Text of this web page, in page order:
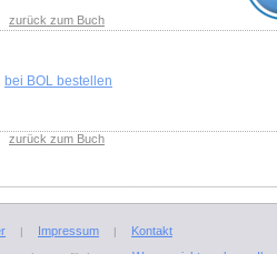
zurück zum Buch
bei BOL bestellen
zurück zum Buch
| Impressum | Kontakt